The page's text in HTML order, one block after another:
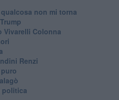
non mi torna
Vivarelli Colonna
Renzi
politica